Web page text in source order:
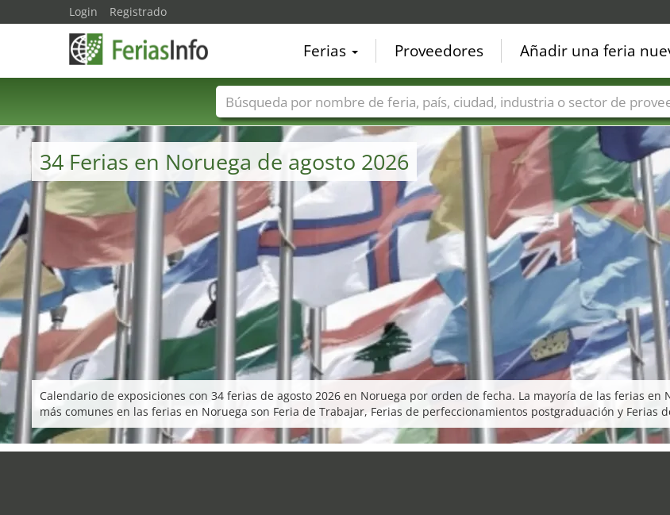
34 Ferias en Noruega de agosto 2026
Calendario de exposiciones con 34 ferias de agosto 2026 en Noruega por orden de fecha. La mayoría de las ferias
más comunes en las ferias en Noruega son Feria de Trabajar, Ferias de perfeccionamientos postgraduación y Ferias
Login Registrado
Ferias Proveedores Añadir una feria
Nombres de ferias Países Ciudades Sectores de ferias Sectores